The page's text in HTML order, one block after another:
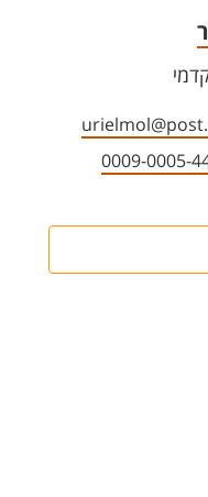
0009-0005-